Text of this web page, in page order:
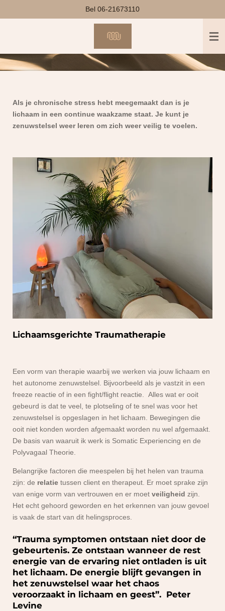
hoofdinhoud
Bel 06-21673110
Als je chronische stress hebt meegemaakt dan is je
lichaam in een continue waakzame staat. Je kunt je
zenuwstelsel weer leren om zich weer veilig te voelen.
Lichaamsgerichte Traumatherapie
Een vorm van therapie waarbij we werken via jouw lichaam en
het autonome zenuwstelsel. Bijvoorbeeld als je vastzit in een
freeze reactie of in een fight/flight reactie. Alles wat er ooit
gebeurd is dat te veel, te plotseling of te snel was voor het
zenuwstelsel is opgeslagen in het lichaam. Bewegingen die
ooit niet konden worden afgemaakt worden nu wel afgemaakt.
De basis van waaruit ik werk is Somatic Experiencing en de
Polyvagaal Theorie.
Belangrijke factoren die meespelen bij het helen van trauma
zijn: de relatie tussen client en therapeut. Er moet sprake zijn
van enige vorm van vertrouwen en er moet veiligheid zijn.
Het echt gehoord geworden en het erkennen van jouw gevoel
is vaak de start van dit helingsproces.
“Trauma symptomen ontstaan niet door de
gebeurtenis. Ze ontstaan wanneer de rest
energie van de ervaring niet ontladen is uit
het lichaam. De energie blijft gevangen in
het zenuwstelsel waar het chaos
veroorzaakt in lichaam en geest”. Peter
Levine